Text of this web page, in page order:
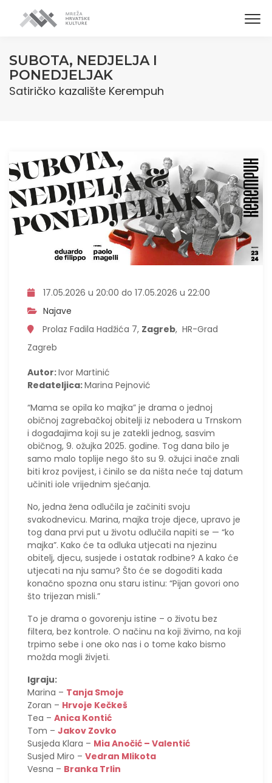
SUBOTA, NEDJELJA I
PONEDJELJAK
Satiričko kazalište Kerempuh
17.05.2026 u 20:00 do 17.05.2026 u 22:00
Najave
Prolaz Fadila Hadžića 7, Zagreb, HR-Grad
Zagreb
Autor:Ivor Martinić
Redateljica:Marina Pejnović
“Mama se opila ko majka” je drama o jednoj
običnoj zagrebačkoj obitelji iz nebodera u Trnskom
i događajima koji su je zatekli jednog, sasvim
običnog, 9. ožujka 2025. godine. Tog dana bilo je
samo malo toplije nego što su 9. ožujci inače znali
biti kroz povijest, i činilo se da ništa neće taj datum
učiniti iole vrijednim sjećanja.
No, jedna žena odlučila je začiniti svoju
svakodnevicu. Marina, majka troje djece, upravo je
tog dana prvi put u životu odlučila napiti se — “ko
majka”. Kako će ta odluka utjecati na njezinu
obitelj, djecu, susjede i ostatak rodbine? A kako će
utjecati na nju samu? Što će se dogoditi kada
konačno spozna onu staru istinu: “Pijan govori ono
što trijezan misli.”
To je drama o govorenju istine – o životu bez
filtera, bez kontrole. O načinu na koji živimo, na koji
trpimo sebe i one oko nas i o tome kako bismo
možda mogli živjeti.
Igraju:
Marina – Tanja Smoje
Zoran – Hrvoje Kečkeš
Tea – Anica Kontić
Tom – Jakov Zovko
Susjeda Klara – Mia Anočić – Valentić
Susjed Miro – Vedran Mlikota
Vesna – Branka Trlin